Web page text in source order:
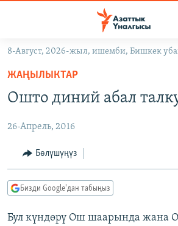
Навигацияга
өтүңүз
Издөөгө
салыңыз
САЯСАТ
ЭКОНОМИКА
ДҮЙНӨ
БОРБОР АЗИЯ
УКРАИНА
АТАЙЫН ИЛИКТӨӨ
БҮГҮН АЗАТТЫКТА
ЭКСПЕРТТЕР ТАЛДАЙТ
ПОДКАСТ
ӨЗГӨЧӨ ПИКИР
8-Август, 2026-жыл, ишемби, Бишкек
ЖАҢЫЛЫКТАР
Ошто диний абал
26-Апрель, 2016
Бөлүшүңүз
Бизди Google'дан табыңыз
Бул күндөрү Ош шаарында жана